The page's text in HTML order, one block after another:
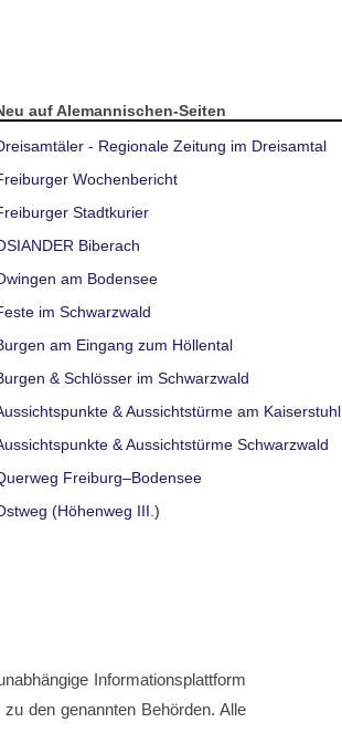
auf Alemannischen-Seiten
- Regionale Zeitung im Dreisamtal
Wochenbericht
Stadtkurier
Biberach
am Bodensee
im Schwarzwald
am Eingang zum Höllental
& Schlösser im Schwarzwald
& Aussichtstürme am Kaiserstuhl
& Aussichtstürme Schwarzwald
Freiburg–Bodensee
(Höhenweg III.)
Informationsplattform
den genannten Behörden. Alle